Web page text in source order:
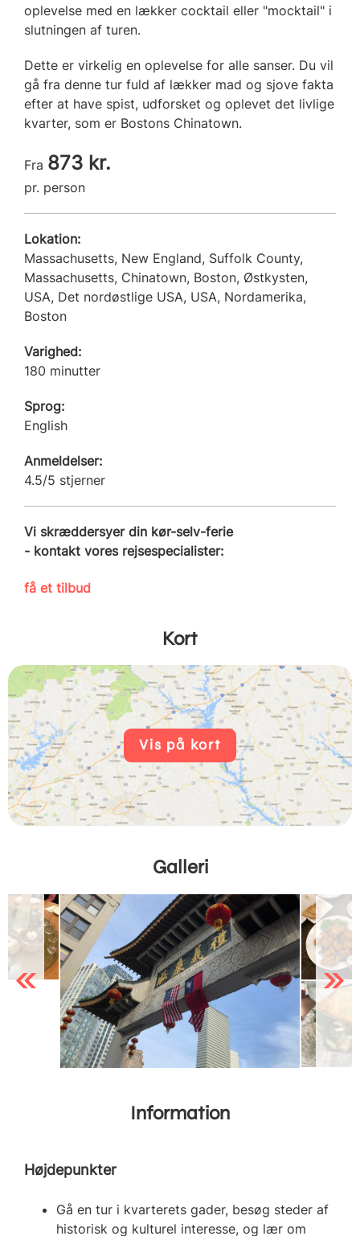
oplevelse med en lækker cocktail eller "mocktail" i
slutningen af turen.
Dette er virkelig en oplevelse for alle sanser. Du vil
gå fra denne tur fuld af lækker mad og sjove fakta
efter at have spist, udforsket og oplevet det livlige
kvarter, som er Bostons Chinatown.
Fra 873 kr.
pr. person
Lokation:
Massachusetts, New England, Suffolk County,
Massachusetts, Chinatown, Boston, Østkysten,
USA, Det nordøstlige USA, USA, Nordamerika,
Boston
Varighed:
180 minutter
Sprog:
English
Anmeldelser:
4.5/5 stjerner
Vi skræddersyer din kør-selv-ferie
- kontakt vores rejsespecialister:
få et tilbud
Kort
Vis på kort
Galleri
Previous Next
Information
Højdepunkter
Gå en tur i kvarterets gader, besøg steder af
historisk og kulturel interesse, og lær om